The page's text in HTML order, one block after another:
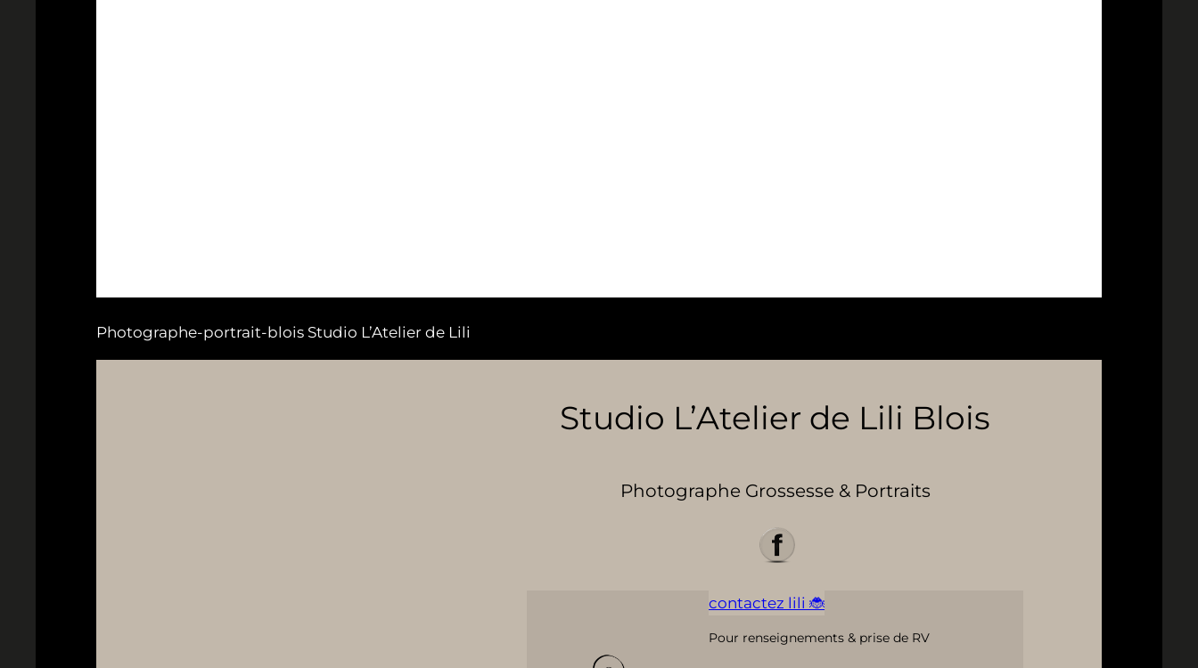
Photographe-portrait-blois Studio L’Atelier de Lili
Studio L’Atelier de Lili Blois
Photographe Grossesse & Portraits
contactez lili 🐞
Pour renseignements & prise de RV